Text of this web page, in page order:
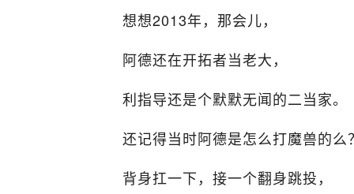
想想2013年，那会儿，
阿德还在开拓者当老大，
利指导还是个默默无闻的二当家。
还记得当时阿德是怎么打魔兽的么？
背身扛一下，接一个翻身跳投，